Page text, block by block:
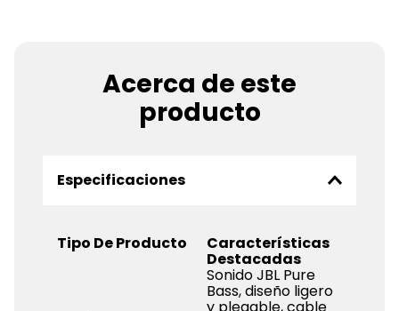
Acerca de este
producto
Especificaciones
Tipo De Producto Características
Destacadas
Sonido JBL Pure
Bass, diseño ligero
y plegable, cable